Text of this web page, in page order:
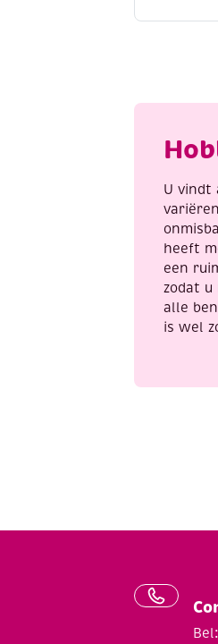
6
ml
aantal
U vindt
heeft
een
zodat
alle
is wel